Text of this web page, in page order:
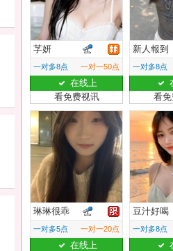
芓妍
一对多8点 一对一50点
在线上
看免费视讯
新人報到
一对多8点
看
琳琳很乖
一对多5点 一对一20点
在线上
豆汁好喝
一对多8点